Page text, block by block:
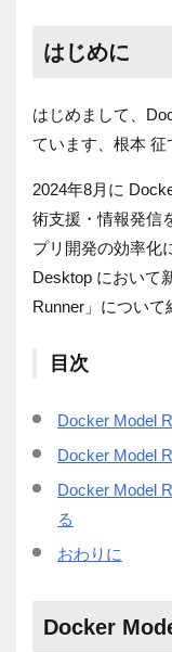
はじめに
はじめまして、
ています、根本 征
2024年8月に
術支援・情報発信
プリ開発の効率化
Desktop において
Runner」について
目次
Docker Model
Docker Model
Docker Model
る
おわりに
Docker